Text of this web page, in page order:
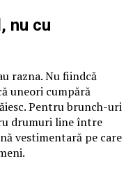
nu cu
razna. Nu fiindcă
uneori cumpără
Pentru brunch-uri
drumuri line între
vestimentară pe care